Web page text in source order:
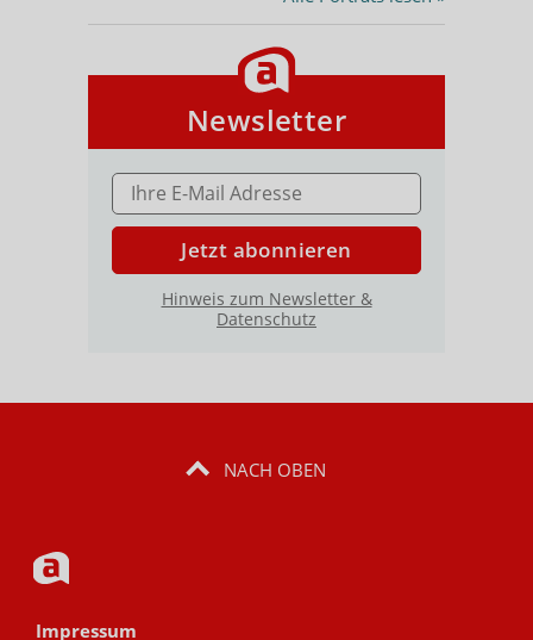
Newsletter
E-MAIL ADRESSE
Jetzt abonnieren
Hinweis zum Newsletter &
Datenschutz
NACH OBEN
Impressum